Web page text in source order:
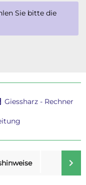
Sie bitte die
Giessharz - Rechner